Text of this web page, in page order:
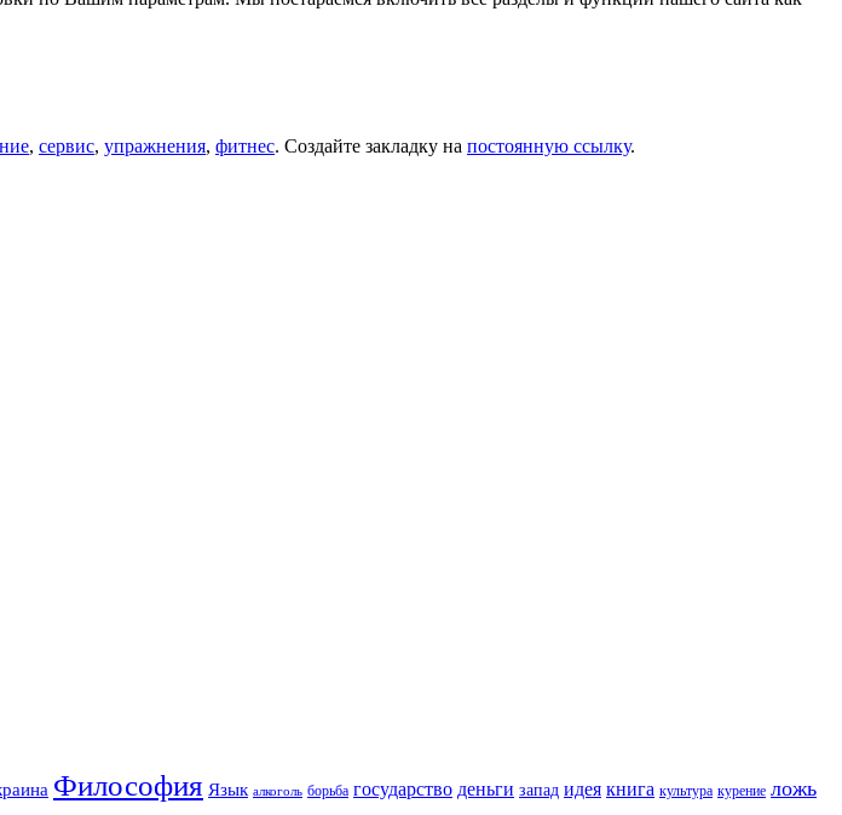
, сервис, упражнения, фитнес. Создайте закладку на постоянную ссылку.
Философия Язык алкоголь борьба государство деньги запад идея книга культура курение ложь